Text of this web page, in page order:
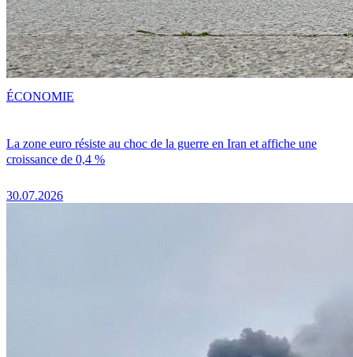
La zone euro résiste au choc de la guerre en Iran et affiche une
croissance de 0,4 %
30.07.2026
ÉCONOMIE